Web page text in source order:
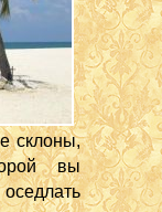
склоны,
вы